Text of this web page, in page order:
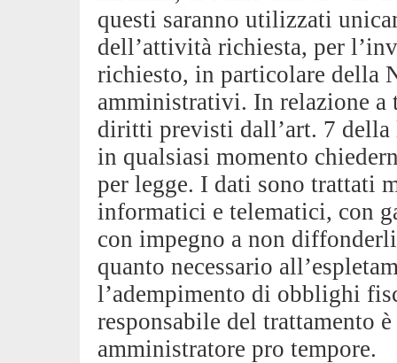
questi saranno utilizzati
dell’attività richiesta, per
richiesto, in particolare della
amministrativi. In relazione
diritti previsti dall’art. 7 della
in qualsiasi momento
per legge. I dati sono trattati
informatici e telematici, con
con impegno a non
quanto necessario
l’adempimento di obblighi
responsabile del trattamento
amministratore pro tempore.